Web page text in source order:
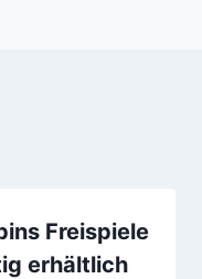
Freispiele
erhältlich